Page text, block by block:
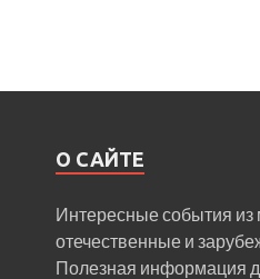
О САЙТЕ
Интересные события из
отечественные и
Полезная информация